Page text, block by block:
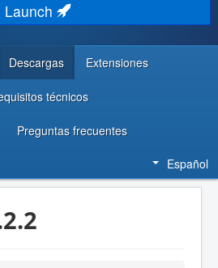
Launch
Descargas Extensiones
técnicos
Preguntas frecuentes
Español